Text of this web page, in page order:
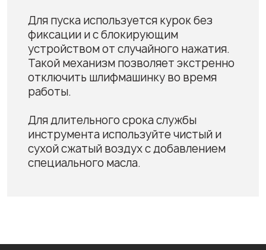
Для пуска используется курок без
фиксации и с блокирующим
устройством от случайного нажатия.
Такой механизм позволяет экстренно
отключить шлифмашинку во время
работы.
Для длительного срока службы
инструмента используйте чистый и
сухой сжатый воздух с добавлением
специального масла.